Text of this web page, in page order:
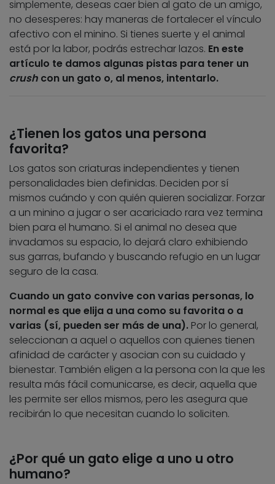
simplemente, deseas caer bien al gato de un amigo,
no desesperes: hay maneras de fortalecer el vínculo
afectivo con el minino. Si tienes suerte y el animal
está por la labor, podrás estrechar lazos. En este
artículo te damos algunas pistas para tener un
crush con un gato o, al menos, intentarlo.
¿Tienen los gatos una persona
favorita?
Los gatos son criaturas independientes y tienen
personalidades bien definidas. Deciden por sí
mismos cuándo y con quién quieren socializar. Forzar
a un minino a jugar o ser acariciado rara vez termina
bien para el humano. Si el animal no desea que
invadamos su espacio, lo dejará claro exhibiendo
sus garras, bufando y buscando refugio en un lugar
seguro de la casa.
Cuando un gato convive con varias personas, lo
normal es que elija a una como su favorita o a
varias (sí, pueden ser más de una). Por lo general,
seleccionan a aquel o aquellos con quienes tienen
afinidad de carácter y asocian con su cuidado y
bienestar. También eligen a la persona con la que les
resulta más fácil comunicarse, es decir, aquella que
les permite ser ellos mismos, pero les asegura que
recibirán lo que necesitan cuando lo soliciten.
¿Por qué un gato elige a uno u otro
humano?